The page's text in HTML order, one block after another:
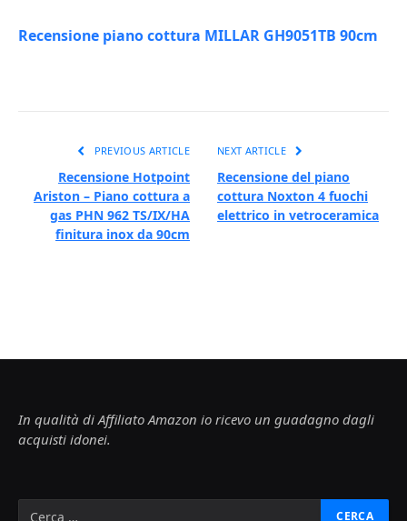
Recensione piano cottura MILLAR GH9051TB 90cm
PREVIOUS ARTICLE
Recensione Hotpoint
Ariston – Piano cottura a
gas PHN 962 TS/IX/HA
finitura inox da 90cm
NEXT ARTICLE
Recensione del piano
cottura Noxton 4 fuochi
elettrico in vetroceramica
In qualità di Affiliato Amazon io ricevo un guadagno dagli
acquisti idonei.